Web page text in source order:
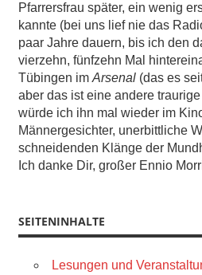
Pfarrersfrau später, ein wenig
kannte (bei uns lief nie das
paar Jahre dauern, bis ich den
vierzehn, fünfzehn Mal
Tübingen imArsenal(das es
aber das ist eine andere
würde ich ihn mal wieder im
Männergesichter, unerbittliche
schneidenden Klänge der
Ich danke Dir, großer Ennio
SEITENINHALTE
Lesungen und